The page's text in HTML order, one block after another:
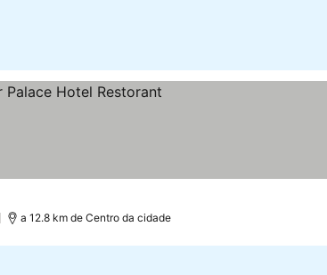
a 12.8 km de Centro da cidade